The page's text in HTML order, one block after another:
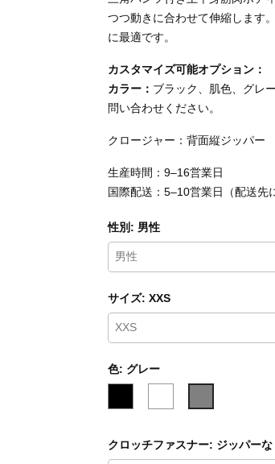
つつ動きに合わせて伸縮します
に最適です。
カスタマイズ可能オプション：
カラー： ブラック、肌色、グレ
問い合わせください。
クロージャー：背面縦ジッパー
生産時間：9–16営業日
国際配送：5–10営業日（配送先
性別: 男性
サイズ: XXS
色: グレー
色
色
レ
クロッチファスナー: ジッパーな